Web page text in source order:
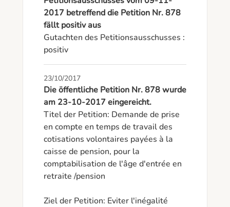
2017 betreffend die Petition Nr. 878
fällt positiv aus
Gutachten des Petitionsausschusses :
positiv
23/10/2017
Die öffentliche Petition Nr. 878 wurde
am 23-10-2017 eingereicht.
Titel der Petition: Demande de prise
en compte en temps de travail des
cotisations volontaires payées à la
caisse de pension, pour la
comptabilisation de l'âge d'entrée en
retraite /pension
Ziel der Petition: Eviter l'inégalité